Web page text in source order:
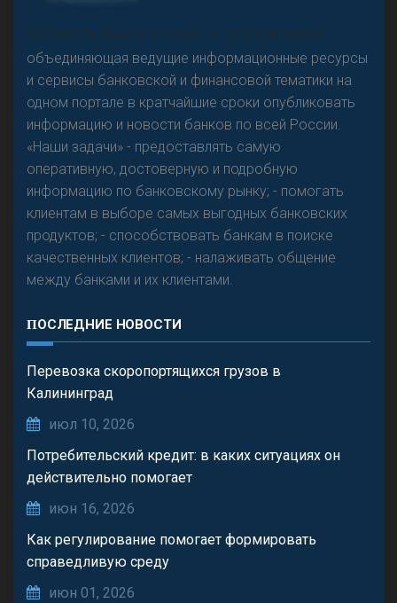
Резкого разворота на рынке автокредитов не
предвидится - «Интервью»
«Н
овости Банков России» – группа компаний,
объединяющая ведущие информационные ресурсы
и сервисы банковской и финансовой тематики на
одном портале в кратчайшие сроки опубликовать
информацию и новости банков по всей России.
«Наши задачи» - предоставлять самую
оперативную, достоверную и подробную
информацию по банковскому рынку; - помогать
клиентам в выборе самых выгодных банковских
продуктов; - способствовать банкам в поиске
качественных клиентов; - налаживать общение
между банками и их клиентами.
ПОСЛЕДНИЕ НОВОСТИ
Перевозка скоропортящихся грузов в
Калининград
июл 10, 2026
Потребительский кредит: в каких ситуациях он
действительно помогает
июн 16, 2026
Как регулирование помогает формировать
справедливую среду
июн 01, 2026